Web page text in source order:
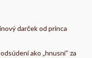
darček od princa
ako „hnusní“ za